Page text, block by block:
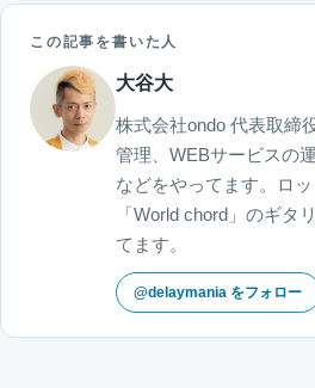
この記事を書いた人
大谷大
株式会社ondo 代表取締
管理、WEBサービスの
などをやってます。ロ
「World chord」のギタ
てます。
@delaymania をフォロー